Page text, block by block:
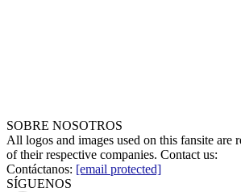
SOBRE NOSOTROS
All logos and images used on this fansite are
of their respective companies. Contact us:
Contáctanos: [email protected]
SÍGUENOS